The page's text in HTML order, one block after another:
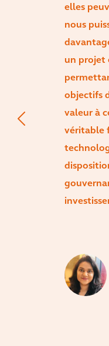
elles
nous
un projet
objectifs
valeur à
véritable